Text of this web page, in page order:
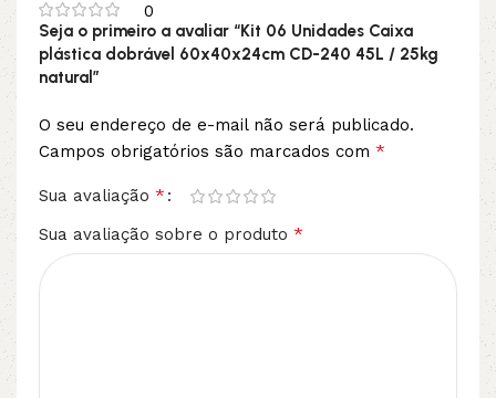
0
Seja o primeiro a avaliar “Kit 06 Unidades Caixa
plástica dobrável 60x40x24cm CD-240 45L / 25kg
natural”
O seu endereço de e-mail não será publicado.
Campos obrigatórios são marcados com *
Sua avaliação *
Sua avaliação sobre o produto *